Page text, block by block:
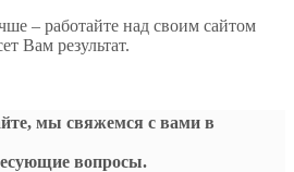
– работайте над своим сайтом
Вам результат.
мы свяжемся с вами в
вопросы.